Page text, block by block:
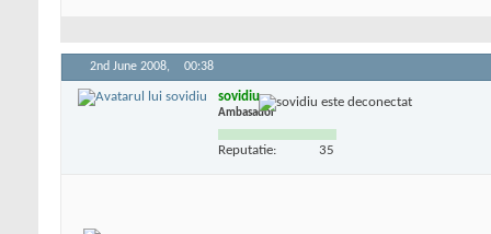
2nd June 2008, 00:38
sovidiu
Ambasador
Reputatie: 35